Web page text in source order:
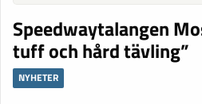
Speedwaytalangen
tuff och hård tävling”
NYHETER